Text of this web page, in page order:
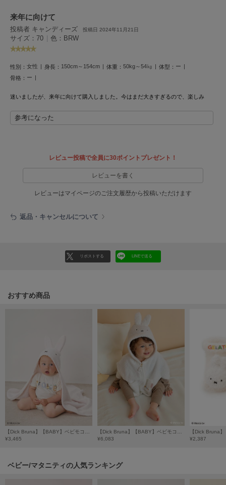
NEW Balance
ニューバランス
nezu
ネズ
ナイキ
NOWNS
オニツカ タイガー
PUMA
プーマ
Reebok
来年に向けて
投稿者 キャンディーズ 投稿日 2024年11月21日
サイズ：70 色：BRW
性別： 女性 身長： 150cm～154cm 体重： 50kg～54㎏ 体型： ー
骨格： ー
迷いましたが、来年に向けて購入しました。今はまだ大きすぎるので、楽しみ
参考になった
レビュー投稿で全員に30ポイントプレゼント！
レビューを書く
レビューはマイページのご注文履歴から投稿いただけます
返品・キャンセルについて
リポストする LINEで送る
おすすめ商品
¥3,465
¥6,083
¥2,387
ベビー/マタニティの人気ランキング